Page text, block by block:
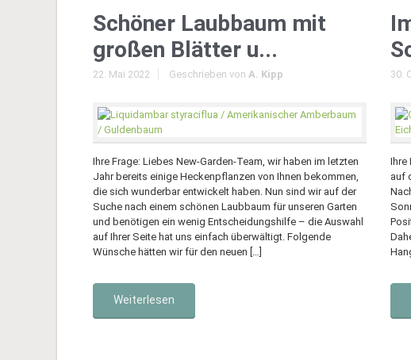
Schöner Laubbaum mit
großen Blätter u...
22. Mai 2022 Geschrieben von A. Kipp
Ihre Frage: Liebes New-Garden-Team, wir haben im letzten
Jahr bereits einige Heckenpflanzen von Ihnen bekommen,
die sich wunderbar entwickelt haben. Nun sind wir auf der
Suche nach einem schönen Laubbaum für unseren Garten
und benötigen ein wenig Entscheidungshilfe – die Auswahl
auf Ihrer Seite hat uns einfach überwältigt. Folgende
Wünsche hätten wir für den neuen […]
Weiterlesen
30.
Ihre
auf